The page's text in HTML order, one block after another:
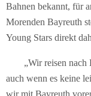
Bahnen bekannt,
Morenden Bayreuth
Young Stars direkt
„Wir reisen nach
auch wenn es keine